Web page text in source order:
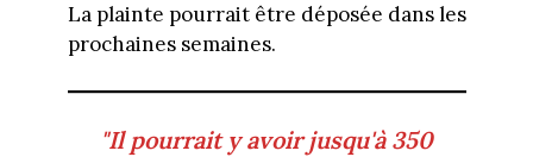
La plainte pourrait être déposée dans les
prochaines semaines.
"Il pourrait y avoir jusqu'à 350